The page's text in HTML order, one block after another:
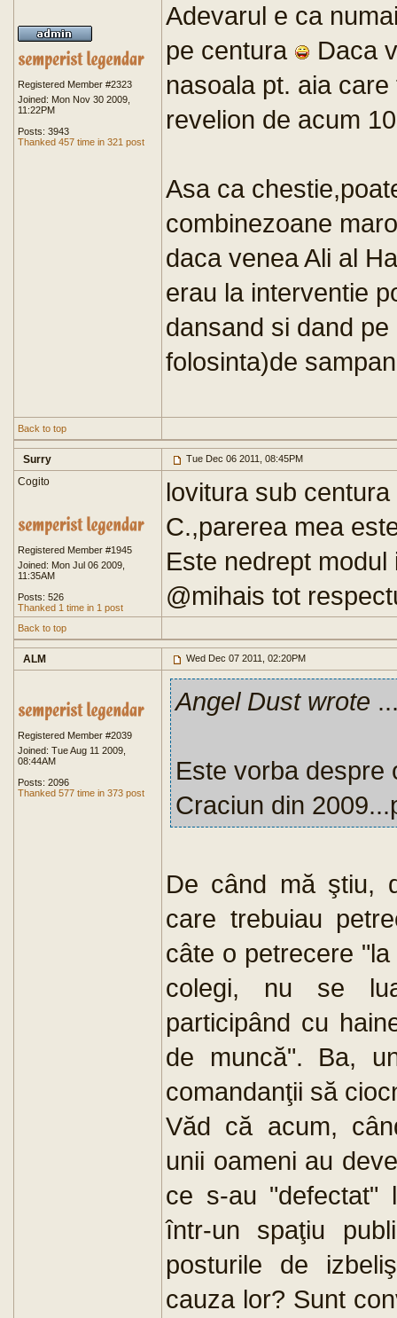
Registered Member #2323
Joined: Mon Nov 30 2009,
11:22PM
Posts: 3943
Thanked 457 time in 321 post
Adevarul e ca
pe centura
Daca
nasoala pt. aia
revelion de acum
Asa ca
combinezoane
daca venea Ali al
erau la interventie
dansand si dand
folosinta)de
Back to top
Surry Tue Dec 06 2011, 08:45PM
Cogito
Registered Member #1945
Joined: Mon Jul 06 2009,
11:35AM
Posts: 526
Thanked 1 time in 1 post
lovitura sub
C.,parerea mea
Este nedrept
@mihais tot
Back to top
ALM Wed Dec 07 2011, 02:20PM
Registered Member #2039
Joined: Tue Aug 11 2009,
08:44AM
Posts: 2096
Thanked 577 time in 373 post
Angel Dust wrote
Este vorba despre
Craciun din
De când mă ştiu,
care trebuiau
câte o petrecere
colegi, nu se
participând cu
de muncă". Ba,
comandanţii să
Văd că acum,
unii oameni au
ce s-au "defectat"
într-un spaţiu
posturile de
cauza lor? Sunt